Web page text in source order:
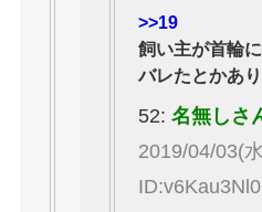
>>19
飼い主が首輪
バレたとかあ
52:名無しさ
2019/04/03(
ID:v6Kau3Nl0